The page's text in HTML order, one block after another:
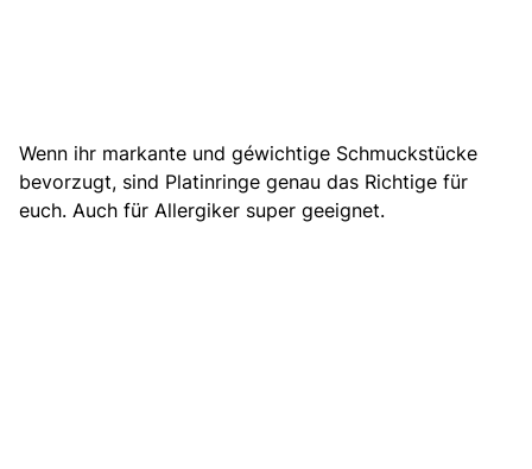
Wenn ihr markante und gewichtige Schmuckstücke
bevorzugt, sind Platinringe genau das Richtige für
euch. Auch für Allergiker super geeignet.